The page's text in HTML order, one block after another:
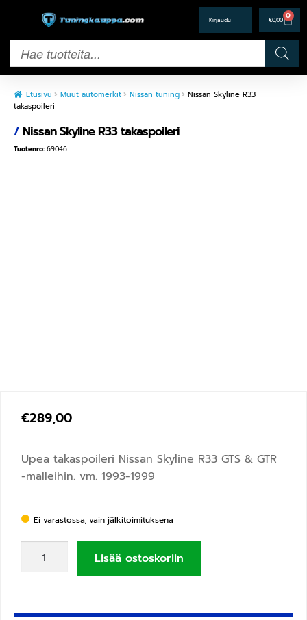
€0,00 0
Etusivu Muut automerkit Nissan tuning
Nissan Skyline R33
takaspoileri
/Nissan Skyline R33 takaspoileri
Tuotenro: 69046
€289,00
Upea takaspoileri Nissan Skyline R33 GTS & GTR
-malleihin. vm. 1993-1999
Ei varastossa, vain jälkitoimituksena
Lisää ostoskoriin